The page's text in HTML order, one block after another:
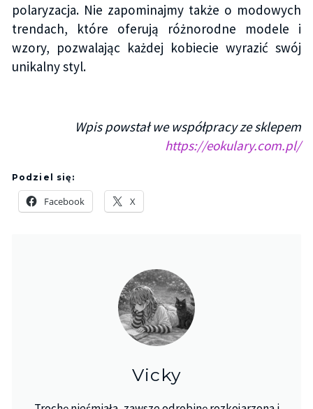
polaryzacja. Nie zapominajmy także o modowych
trendach, które oferują różnorodne modele i
wzory, pozwalając każdej kobiecie wyrazić swój
unikalny styl.
Wpis powstał we współpracy ze sklepem
https://eokulary.com.pl/
Podziel się:
Facebook X
Vicky